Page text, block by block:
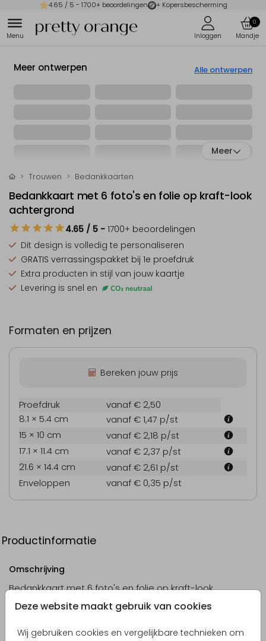
4.65 / 5 - 1700+ beoordelingen + Kopersbescherming
0
Deze website maakt gebruik van cookies
Wij gebruiken cookies en vergelijkbare technieken om
Meer ontwerpen Alle ontwerpen
Meer
Trouwen Bedankkaarten
Bedankkaart met 6 foto's en folie op kraft-look
achtergrond
4.65 / 5 - 1700+ beoordelingen
Dit design is volledig te personaliseren
GRATIS verrassingspakket bij 1e proefdruk
Extra producten in stijl van jouw kaartje
Levering is snel en
Formaten en prijzen
Bereken jouw prijs
Proefdruk
vanaf € 2,50
8.1 × 5.4 cm
vanaf € 1,47 p/st
15 × 10 cm
vanaf € 2,18 p/st
17.1 × 11.4 cm
vanaf € 2,37 p/st
21.6 × 14.4 cm
vanaf € 2,61 p/st
Enveloppen
vanaf € 0,35 p/st
Productinformatie
Omschrijving
Bedankkaart met 6 foto's en folie op kraft-look
achtergrond